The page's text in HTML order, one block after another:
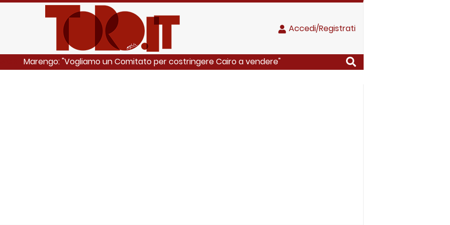
Accedi/Registrati
Marengo: "Vogliamo un Comitato per costringere Cairo a vendere"